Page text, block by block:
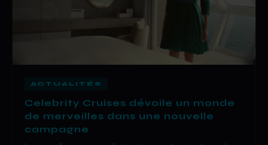
ACTUALITÉS
Celebrity Cruises dévoile un monde
de merveilles dans une nouvelle
campagne